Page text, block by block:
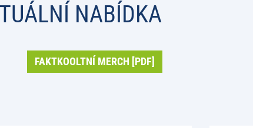
NABÍDKA
FAKTKOOLTNÍ MERCH [PDF]